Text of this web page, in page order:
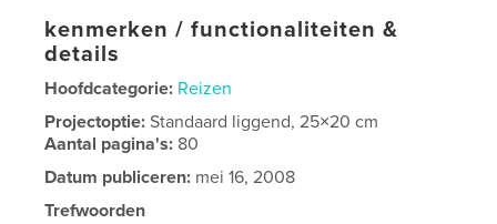
kenmerken / functionaliteiten &
details
Hoofdcategorie: Reizen
Projectoptie:Standaard liggend, 25×20 cm
Aantal pagina's: 80
Datum publiceren: mei 16, 2008
Trefwoorden